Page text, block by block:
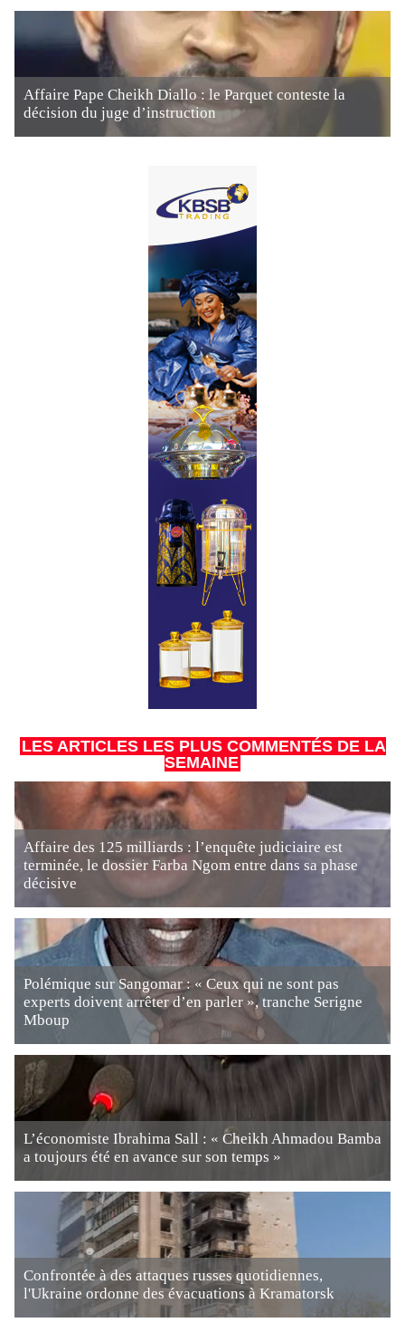
Affaire Pape Cheikh Diallo : le Parquet conteste la
décision du juge d’instruction
LES ARTICLES LES PLUS COMMENTÉS DE LA
SEMAINE
Affaire des 125 milliards : l’enquête judiciaire est
terminée, le dossier Farba Ngom entre dans sa phase
décisive
Polémique sur Sangomar : « Ceux qui ne sont pas
experts doivent arrêter d’en parler », tranche Serigne
Mboup
L’économiste Ibrahima Sall : « Cheikh Ahmadou Bamba
a toujours été en avance sur son temps »
Confrontée à des attaques russes quotidiennes,
l'Ukraine ordonne des évacuations à Kramatorsk